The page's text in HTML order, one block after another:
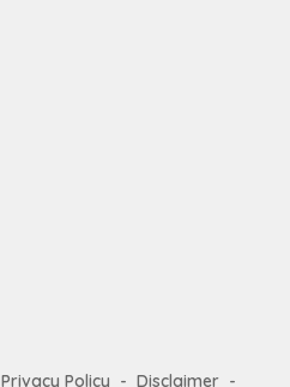
Privacy Policy Disclaimer